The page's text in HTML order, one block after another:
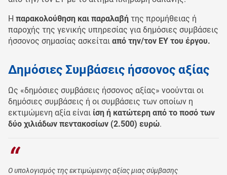
Η παρακολούθηση και παραλαβή της προμήθειας ή
παροχής της γενικής υπηρεσίας για δημόσιες συμβάσεις
ήσσονος σημασίας ασκείται από την/τον ΕΥ του έργου.
Δημόσιες Συμβάσεις ήσσονος αξίας
Ως «δημόσιες συμβάσεις ήσσονος αξίας» νοούνται οι
δημόσιες συμβάσεις ή οι συμβάσεις των οποίων η
εκτιμώμενη αξία είναι ίση ή κατώτερη από το ποσό των
δύο χιλιάδων πεντακοσίων (2.500) ευρώ.
Ο υπολογισμός της εκτιμώμενης αξίας μιας σύμβασης